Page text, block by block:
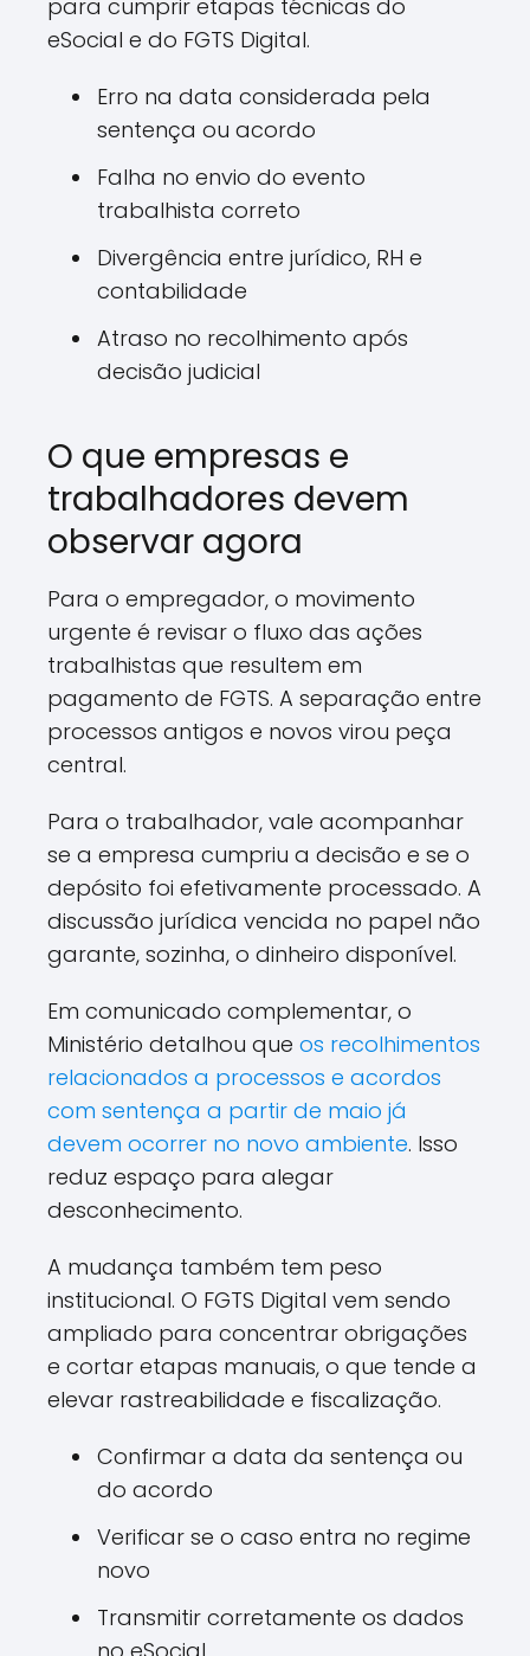
para cumprir etapas técnicas do
eSocial e do FGTS Digital.
Erro na data considerada pela
sentença ou acordo
Falha no envio do evento
trabalhista correto
Divergência entre jurídico, RH e
contabilidade
Atraso no recolhimento após
decisão judicial
O que empresas e
trabalhadores devem
observar agora
Para o empregador, o movimento
urgente é revisar o fluxo das ações
trabalhistas que resultem em
pagamento de FGTS. A separação entre
processos antigos e novos virou peça
central.
Para o trabalhador, vale acompanhar
se a empresa cumpriu a decisão e se o
depósito foi efetivamente processado. A
discussão jurídica vencida no papel não
garante, sozinha, o dinheiro disponível.
Em comunicado complementar, o
Ministério detalhou que os recolhimentos
relacionados a processos e acordos
com sentença a partir de maio já
devem ocorrer no novo ambiente. Isso
reduz espaço para alegar
desconhecimento.
A mudança também tem peso
institucional. O FGTS Digital vem sendo
ampliado para concentrar obrigações
e cortar etapas manuais, o que tende a
elevar rastreabilidade e fiscalização.
Confirmar a data da sentença ou
do acordo
Verificar se o caso entra no regime
novo
Transmitir corretamente os dados